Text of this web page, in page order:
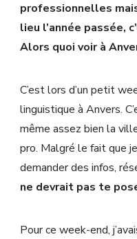
professionnelles
lieu l’année passée,
Alors quoi voir à
C’est lors d’un petit
linguistique à Anvers.
même assez bien la
pro. Malgré le fait que
demander des infos,
ne devrait pas te
Pour ce week-end,